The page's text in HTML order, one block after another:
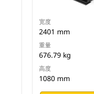
宽度
2401 mm
重量
676.79 kg
高度
1080 mm